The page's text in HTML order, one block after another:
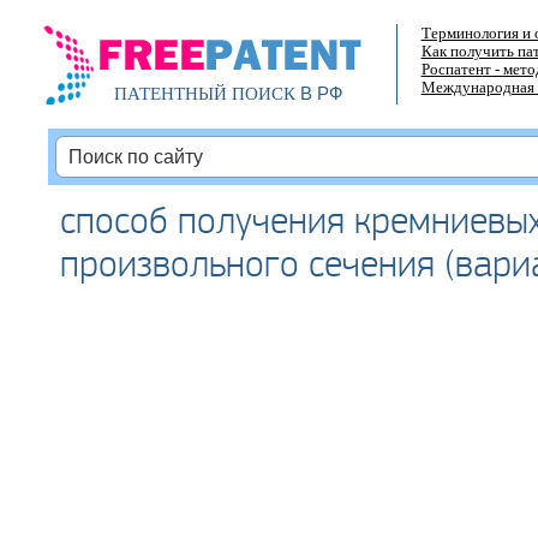
ПАТЕНТНЫЙ ПОИСКВ РФ
Терминология и
Как получить
Роспатент -
Международная
способ получения
произвольного сечения